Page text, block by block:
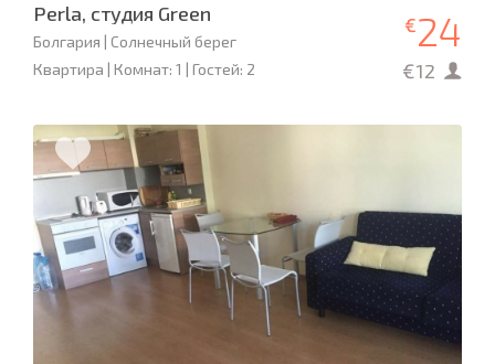
Perla, студия Green
Болгария | Солнечный берег
Квартира | Комнат: 1 | Гостей: 2
€24
€12